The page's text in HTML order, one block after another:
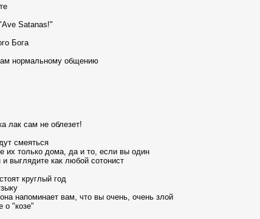
Satanas!"
Бога
нормальному общению
лак сам не облезет!
смеяться
их только дома, да и то, если вы один
выглядите как любой сотонист
круглый год
напоминает вам, что вы очень, очень злой
о "козе"